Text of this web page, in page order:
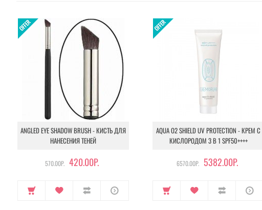
ANGLED EYE SHADOW BRUSH - КИСТЬ ДЛЯ
НАНЕСЕНИЯ ТЕНЕЙ
570.00Р. 420.00Р.
AQUA O2 SHIELD UV PROTECTION - КРЕМ С
КИСЛОРОДОМ 3 В 1 SPF50++++
6570.00Р. 5382.00Р.